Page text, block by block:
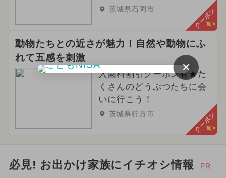
茨城県石岡市 クーポン
動物たちとの近さが魅力！自然や動物にふ
れて五感を刺激
入園料割引クーポン有★た
くさんのどうぶつたちに会
いに行こう！
茨城県行方市 クーポン
必見! お出かけ家族にイチオシ情報 PR
×